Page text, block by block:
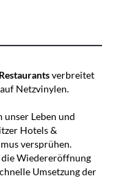
verbreitet
Netzvinylen.
Leben und
Hotels &
versprühen.
die Wiedereröffnung
Umsetzung der